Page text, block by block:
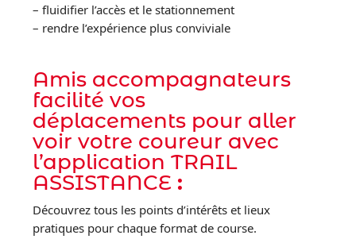
– fluidifier l’accès et le stationnement
– rendre l’expérience plus conviviale
Amis accompagnateurs
facilité vos
déplacements pour aller
voir votre coureur avec
l’application TRAIL
ASSISTANCE :
Découvrez tous les points d’intérêts et lieux
pratiques pour chaque format de course.